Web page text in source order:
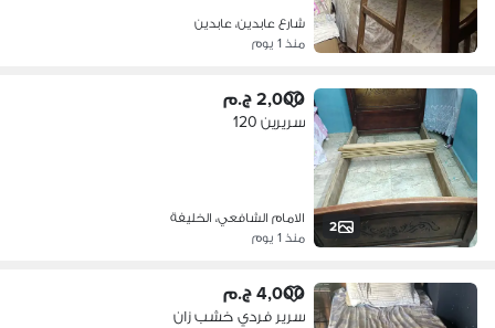
شارع عابدين، عابدين
منذ 1 يوم
2
2,000 ج.م
سريرين 120
الامام الشافعي، الخليفة
منذ 1 يوم
4,000 ج.م
سرير فردي خشب زان